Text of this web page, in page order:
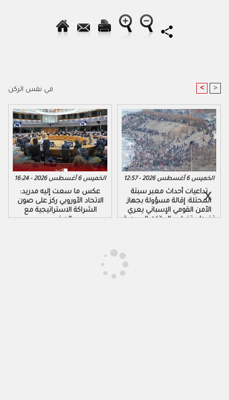
في نفس الركن < >
الخميس 6 أغسطس 2026 - 16:24
عكس ما سعت إليه مدريد:
الاتحاد الأوروبي ركز على صون
الشراكة الاستراتيجية مع
المغرب
الخميس 6 أغسطس 2026 - 12:57
تداعيات أحداث معبر سبتة
المحتلة: إقالة مسؤولة بجهاز
الأمن القومي الإسباني يعري
تخبط وتضارب البيانات الرسمية